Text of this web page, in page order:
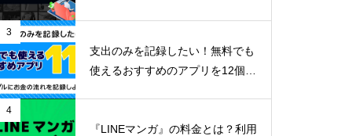
3
支出のみを記録したい！無料でも
使えるおすすめのアプリを12個ご
4
『LINEマンガ』の料金とは？利用